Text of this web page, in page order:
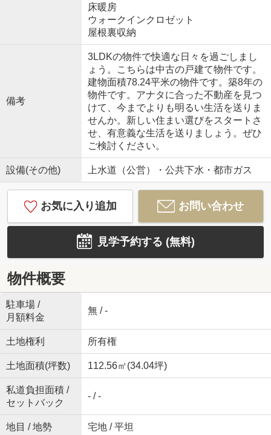
床暖房
ウォークインクロゼット
屋根裏収納
備考
3LDKの物件で快適な日々を過ごしまし
ょう。こちらは中古の戸建て物件です。
建物面積78.24平米の物件です。築8年の
物件です。アナタに合った不動産を見つ
けて、今までよりも明るい生活を送りま
せんか。新しい住まい選びをスタートさ
せ、有意義な生活を送りましょう。ぜひ
ご検討ください。
設備(その他) 上水道（公営）・公共下水・都市ガス
お気に入り追加 お問い合わせ
見学予約する (無料)
物件概要
駐車場 /
月額料金
無 / -
土地権利 所有権
土地面積(坪数) 112.56㎡(34.04坪)
私道負担面積 /
セットバック
- / -
地目 / 地勢 宅地 / 平坦